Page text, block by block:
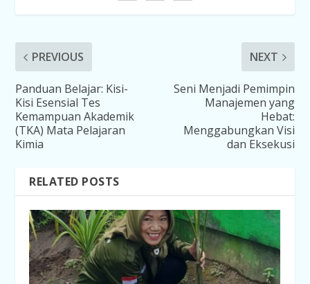
PREVIOUS
Panduan Belajar: Kisi-
Kisi Esensial Tes
Kemampuan Akademik
(TKA) Mata Pelajaran
Kimia
NEXT
Seni Menjadi Pemimpin
Manajemen yang
Hebat:
Menggabungkan Visi
dan Eksekusi
RELATED POSTS